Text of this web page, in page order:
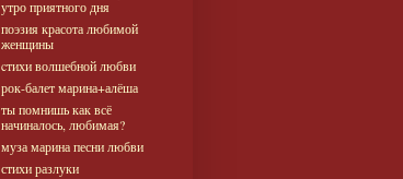
утро приятного дня
поэзия красота любимой
женщины
cтихи волшебной любви
рок-балет марина+алёша
ты помнишь как всё
начиналось, любимая?
муза марина песни любви
стихи разлуки